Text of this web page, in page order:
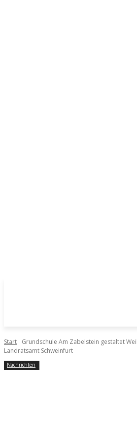
Start
Grundschule Am Zabelstein gestaltet
Landratsamt Schweinfurt
Nachrichten